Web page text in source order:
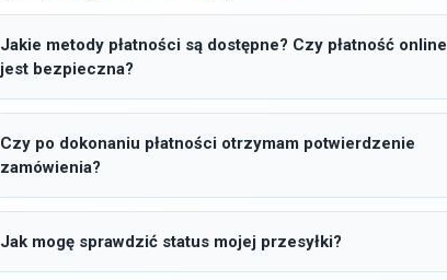
Jakie metody płatności są dostępne? Czy płatność online
jest bezpieczna?
Czy po dokonaniu płatności otrzymam potwierdzenie
zamówienia?
Jak mogę sprawdzić status mojej przesyłki?